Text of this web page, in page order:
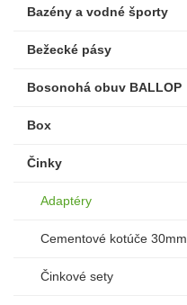
Bazény a vodné športy
Bežecké pásy
Bosonohá obuv BALLOP
Box
Činky
Adaptéry
Cementové kotúče 30mm
Činkové sety